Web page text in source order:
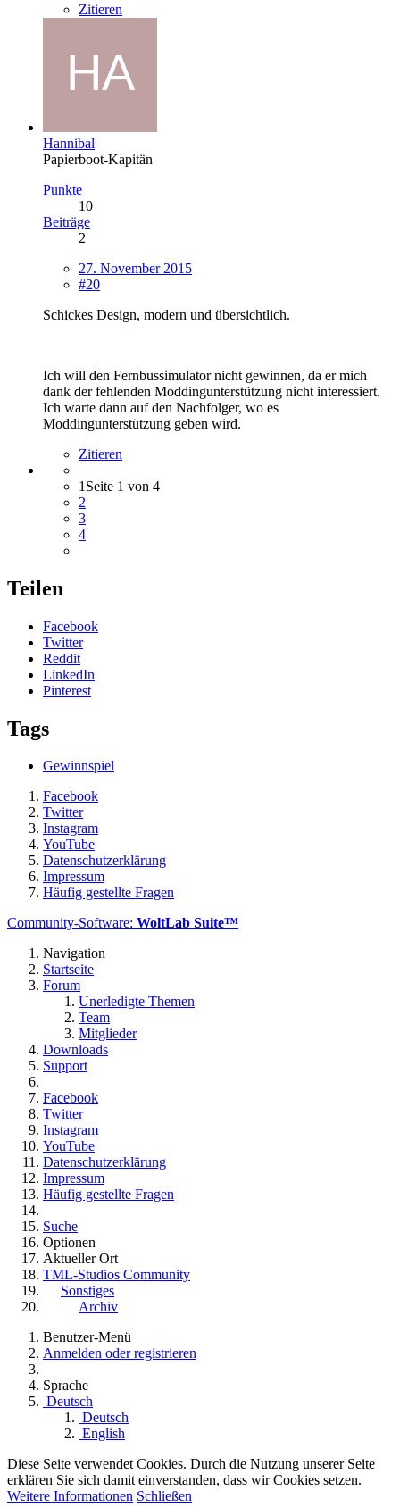
Zitieren
Hannibal
Papierboot-Kapitän
Punkte
10
Beiträge
2
27. November 2015
#20
Schickes Design, modern und übersichtlich.
Ich will den Fernbussimulator nicht gewinnen, da er mich
dank der fehlenden Moddingunterstützung nicht interessiert.
Ich warte dann auf den Nachfolger, wo es
Moddingunterstützung geben wird.
Zitieren
1 Seite 1 von 4
2
3
4
Teilen
Facebook
Twitter
Reddit
LinkedIn
Pinterest
Tags
Gewinnspiel
Facebook
Twitter
Instagram
YouTube
Datenschutzerklärung
Impressum
Häufig gestellte Fragen
Community-Software: WoltLab Suite™
Navigation
Startseite
Forum
Unerledigte Themen
Team
Mitglieder
Downloads
Support
Facebook
Twitter
Instagram
YouTube
Datenschutzerklärung
Impressum
Häufig gestellte Fragen
Suche
Optionen
Aktueller Ort
TML-Studios Community
Sonstiges
Archiv
Benutzer-Menü
Anmelden oder registrieren
Sprache
Deutsch
Deutsch
English
Diese Seite verwendet Cookies. Durch die Nutzung unserer Seite
erklären Sie sich damit einverstanden, dass wir Cookies setzen.
Weitere Informationen Schließen